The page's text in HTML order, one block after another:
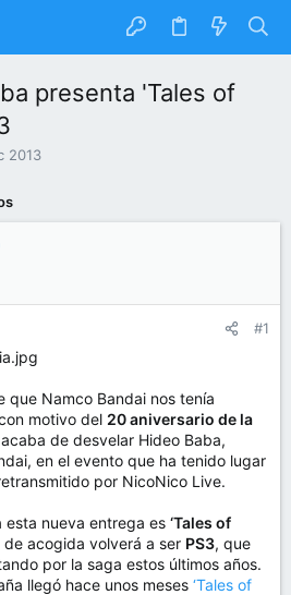
presenta 'Tales of
2013
#1
que Namco Bandai nos tenía
motivo del 20 aniversario de la
de desvelar Hideo Baba,
en el evento que ha tenido lugar
por NicoNico Live.
esta nueva entrega es ‘Tales of
acogida volverá a ser PS3, que
por la saga estos últimos años.
llegó hace unos meses ‘Tales of